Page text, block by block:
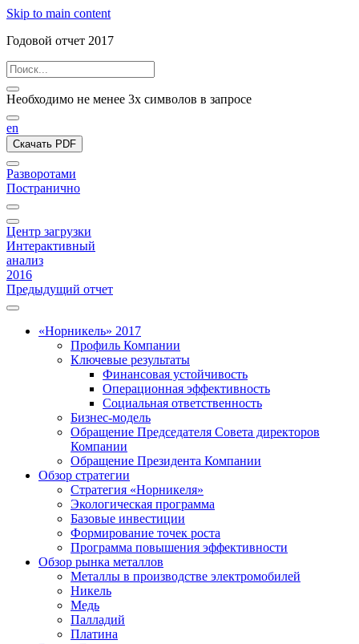
Skip to main content
Годовой отчет 2017
Необходимо не менее 3х символов в запросе
en
Скачать PDF
Разворотами
Постранично
Центр загрузки
Интерактивный
анализ
2016
Предыдущий отчет
«Норникель» 2017
Профиль Компании
Ключевые результаты
Финансовая устойчивость
Операционная эффективность
Социальная ответственность
Бизнес-модель
Обращение Председателя Совета директоров
Компании
Обращение Президента Компании
Обзор стратегии
Стратегия «Норникеля»
Экологическая программа
Базовые инвестиции
Формирование точек роста
Программа повышения эффективности
Обзор рынка металлов
Металлы в производстве электромобилей
Никель
Медь
Палладий
Платина